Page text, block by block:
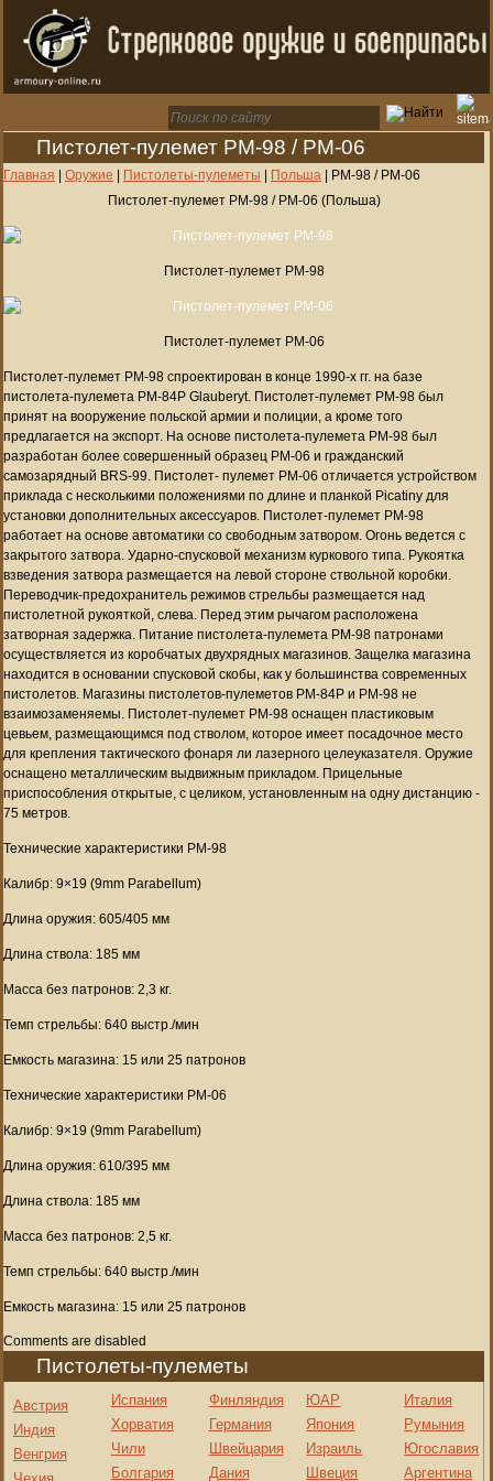
Пистолет-пулемет PM-98 / PM-06
Главная | Оружие | Пистолеты-пулеметы | Польша | PM-98 / PM-06
Пистолет-пулемет PM-98 / PM-06 (Польша)
Пистолет-пулемет PM-98
Пистолет-пулемет PM-06
Пистолет-пулемет PM-98 спроектирован в конце 1990-х гг. на базе
пистолета-пулемета PM-84P Glauberyt. Пистолет-пулемет PM-98 был
принят на вооружение польской армии и полиции, а кроме того
предлагается на экспорт. На основе пистолета-пулемета PM-98 был
разработан более совершенный образец PM-06 и гражданский
самозарядный BRS-99. Пистолет- пулемет РМ-06 отличается устройством
приклада с несколькими положениями по длине и планкой Picatiny для
установки дополнительных аксессуаров. Пистолет-пулемет PM-98
работает на основе автоматики со свободным затвором. Огонь ведется с
закрытого затвора. Ударно-спусковой механизм куркового типа. Рукоятка
взведения затвора размещается на левой стороне ствольной коробки.
Переводчик-предохранитель режимов стрельбы размещается над
пистолетной рукояткой, слева. Перед этим рычагом расположена
затворная задержка. Питание пистолета-пулемета PM-98 патронами
осуществляется из коробчатых двухрядных магазинов. Защелка магазина
находится в основании спусковой скобы, как у большинства современных
пистолетов. Магазины пистолетов-пулеметов PM-84P и РМ-98 не
взаимозаменяемы. Пистолет-пулемет PM-98 оснащен пластиковым
цевьем, размещающимся под стволом, которое имеет посадочное место
для крепления тактического фонаря ли лазерного целеуказателя. Оружие
оснащено металлическим выдвижным прикладом. Прицельные
приспособления открытые, с целиком, установленным на одну дистанцию -
75 метров.
Технические характеристики PM-98
Калибр: 9×19 (9mm Parabellum)
Длина оружия: 605/405 мм
Длина ствола: 185 мм
Масса без патронов: 2,3 кг.
Темп стрельбы: 640 выстр./мин
Емкость магазина: 15 или 25 патронов
Технические характеристики PM-06
Калибр: 9×19 (9mm Parabellum)
Длина оружия: 610/395 мм
Длина ствола: 185 мм
Масса без патронов: 2,5 кг.
Темп стрельбы: 640 выстр./мин
Емкость магазина: 15 или 25 патронов
Comments are disabled
Пистолеты-пулеметы
Австрия
Индия
Венгрия
Испания
Хорватия
Чили
Болгария
Финляндия
Германия
Швейцария
Дания
ЮАР
Япония
Израиль
Швеция
Италия
Румыния
Югославия
Аргентина